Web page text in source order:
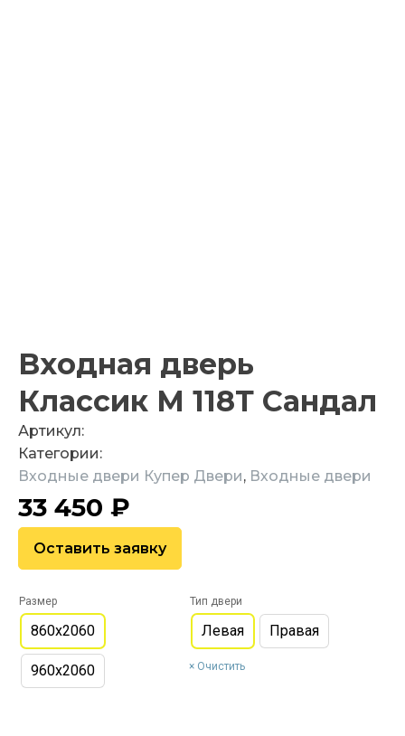
Входная дверь
Классик М 118Т Сандал
Артикул:
Категории:
Входные двери Купер Двери, Входные двери
33 450 ₽
Оставить заявку
Размер
860х2060
960х2060
Тип двери
Левая Правая
Очистить